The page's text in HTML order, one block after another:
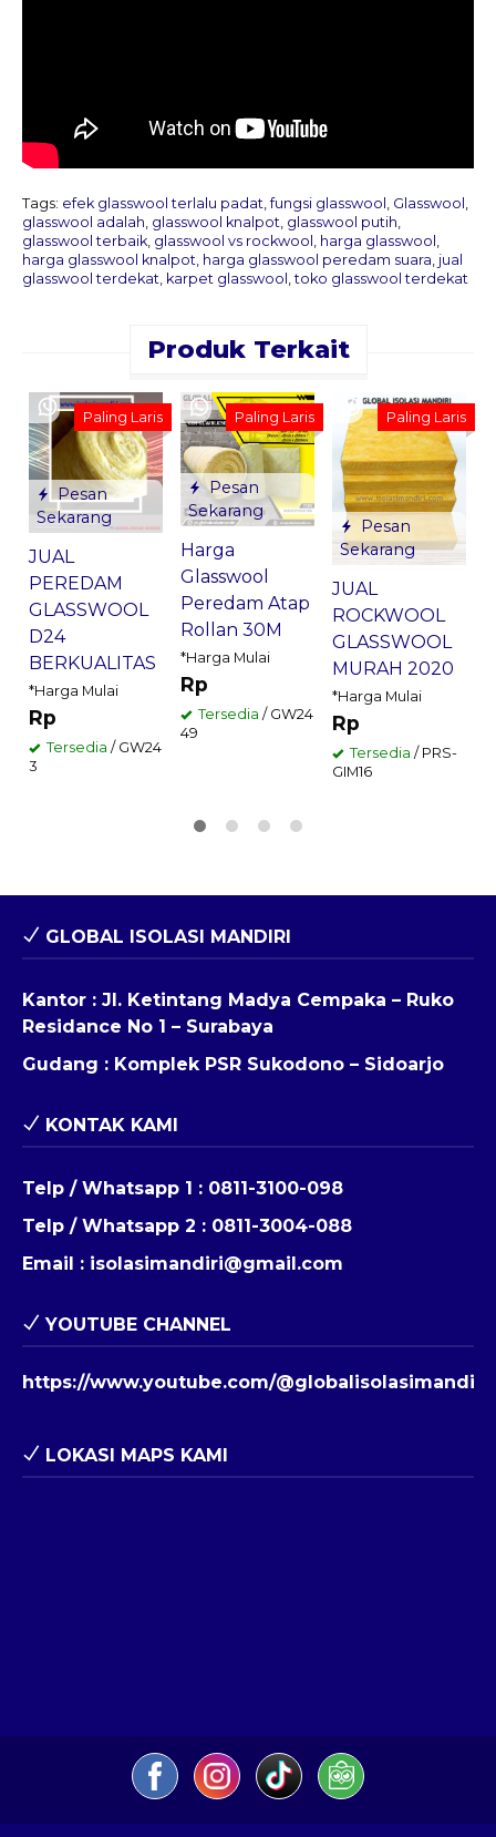
Tags: efek glasswool terlalu padat,fungsi glasswool , Glasswool ,
glasswool adalah, glasswool knalpot, glasswool putih,
glasswool terbaik, glasswool vs rockwool , harga glasswool ,
harga glasswool knalpot, harga glasswool peredam suara, jual
glasswool terdekat, karpet glasswool ,toko glasswool terdekat
Produk Terkait
Pesan
Sekarang
Paling Laris
JUAL
PEREDAM
GLASSWOOL
D24
BERKUALITAS
*Harga Mulai
Rp
Tersedia / GW24
3
Pesan
Sekarang
Paling Laris
Harga
Glasswool
Peredam Atap
Rollan 30M
*Harga Mulai
Rp
Tersedia / GW24
49
Pesan
Sekarang
Paling Laris
JUAL
ROCKWOOL
GLASSWOOL
MURAH 2020
*Harga Mulai
Rp
Tersedia / PRS-
GIM16
GLOBAL ISOLASI MANDIRI
Kantor : Jl. Ketintang Madya Cempaka – Ruko
Residance No 1 – Surabaya
Gudang : Komplek PSR Sukodono – Sidoarjo
KONTAK KAMI
Telp / Whatsapp 1 : 0811-3100-098
Telp / Whatsapp 2 : 0811-3004-088
Email : isolasimandiri@gmail.com
YOUTUBE CHANNEL
https://www.youtube.com/@globalisolasimandiri
LOKASI MAPS KAMI